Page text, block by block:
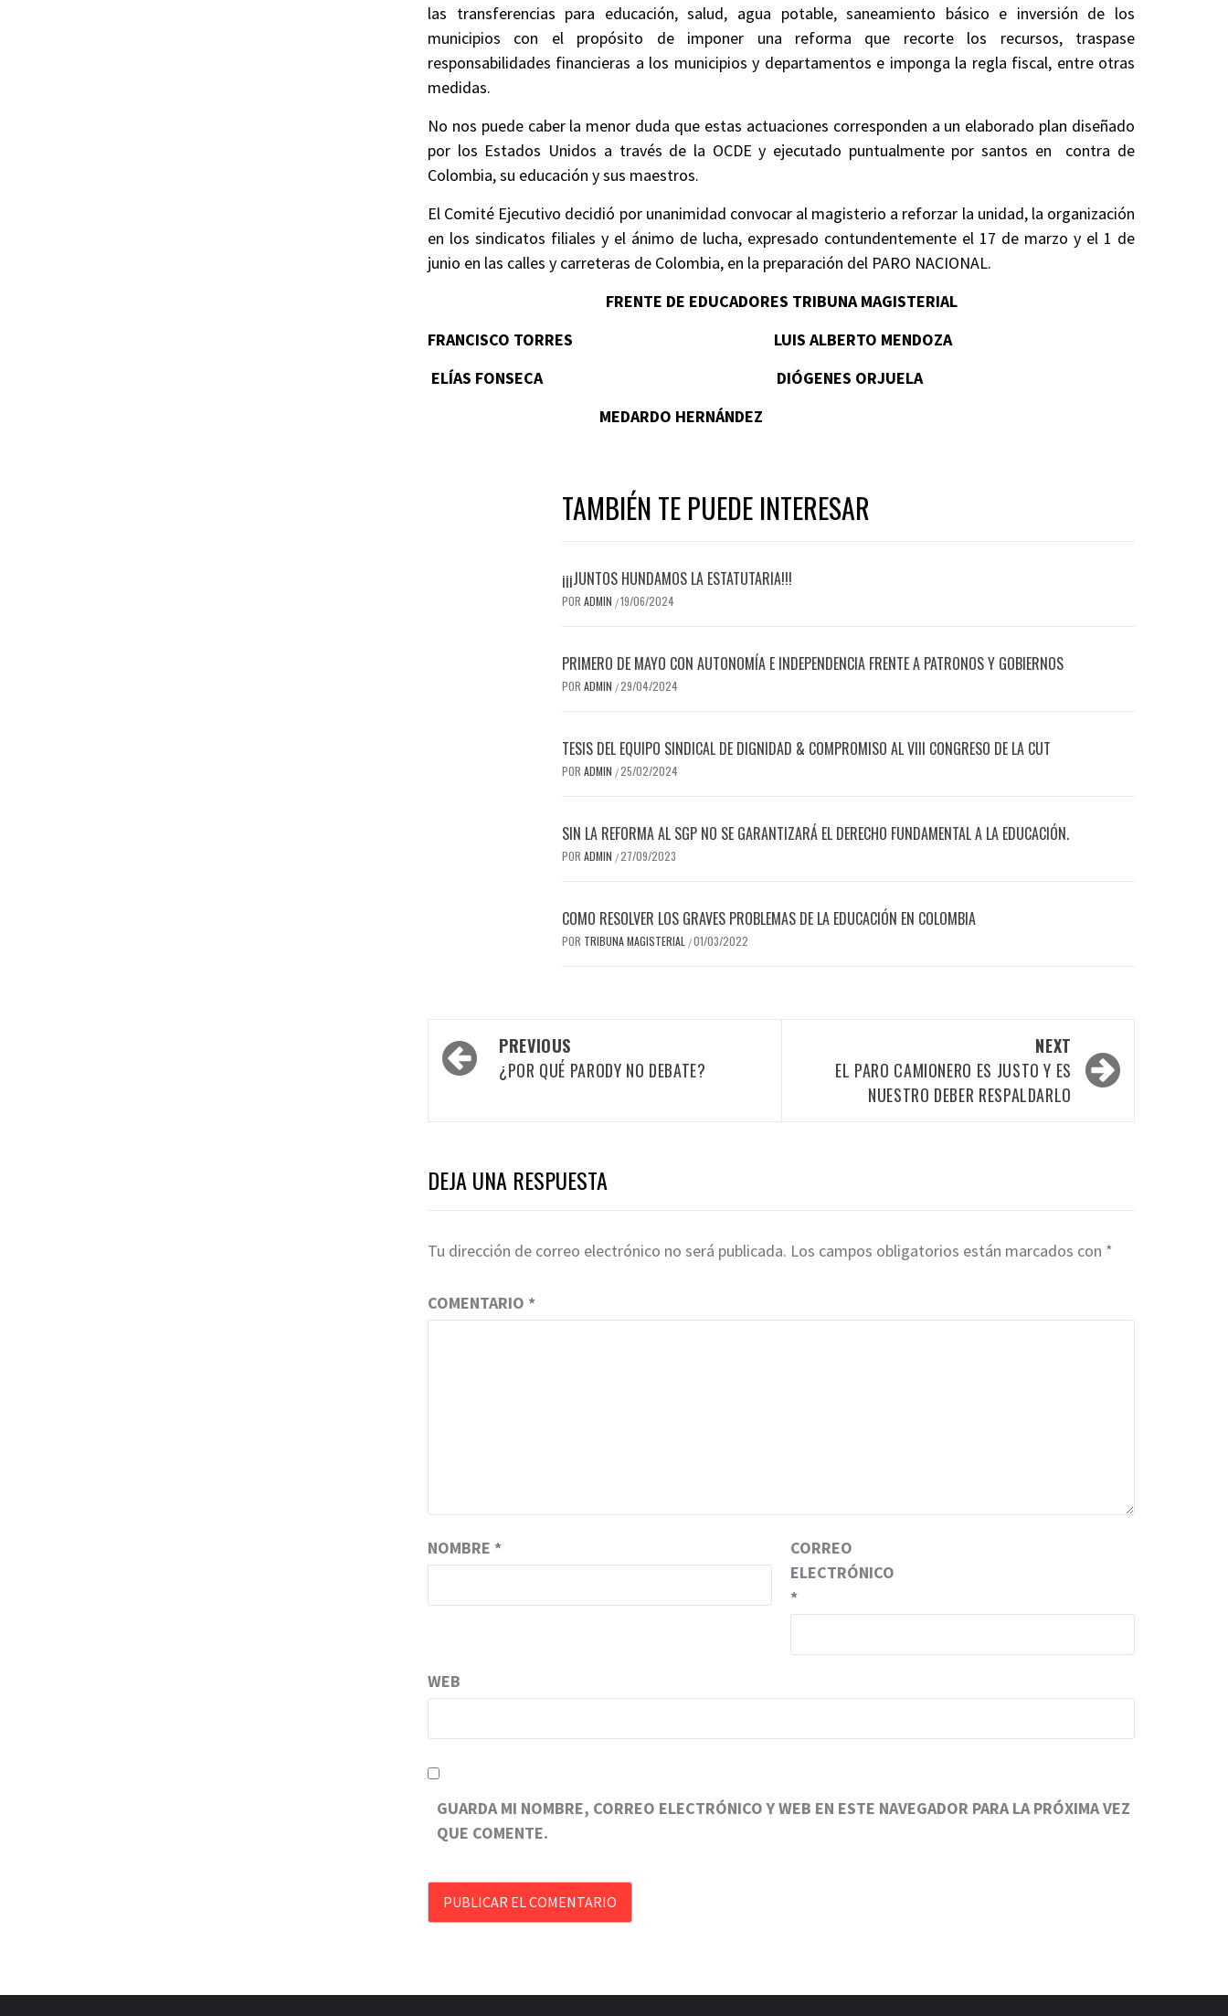
las transferencias para educación, salud, agua potable, saneamiento básico e inversión de los
municipios con el propósito de imponer una reforma que recorte los recursos, traspase
responsabilidades financieras a los municipios y departamentos e imponga la regla fiscal, entre otras
medidas.
No nos puede caber la menor duda que estas actuaciones corresponden a un elaborado plan diseñado
por los Estados Unidos a través de la OCDE y ejecutado puntualmente por santos en contra de
Colombia, su educación y sus maestros.
El Comité Ejecutivo decidió por unanimidad convocar al magisterio a reforzar la unidad, la organización
en los sindicatos filiales y el ánimo de lucha, expresado contundentemente el 17 de marzo y el 1 de
junio en las calles y carreteras de Colombia, en la preparación del PARO NACIONAL.
FRENTE DE EDUCADORES TRIBUNA MAGISTERIAL
FRANCISCO TORRES LUIS ALBERTO MENDOZA
ELÍAS FONSECA DIÓGENES ORJUELA
MEDARDO HERNÁNDEZ
TAMBIÉN TE PUEDE INTERESAR
¡¡¡JUNTOS HUNDAMOS LA ESTATUTARIA!!!
POR ADMIN /19/06/2024
PRIMERO DE MAYO CON AUTONOMÍA E INDEPENDENCIA FRENTE A PATRONOS Y GOBIERNOS
POR ADMIN /29/04/2024
TESIS DEL EQUIPO SINDICAL DE DIGNIDAD & COMPROMISO AL VIII CONGRESO DE LA CUT
POR ADMIN /25/02/2024
SIN LA REFORMA AL SGP NO SE GARANTIZARÁ EL DERECHO FUNDAMENTAL A LA EDUCACIÓN.
POR ADMIN /27/09/2023
COMO RESOLVER LOS GRAVES PROBLEMAS DE LA EDUCACIÓN EN COLOMBIA
POR TRIBUNA MAGISTERIAL /01/03/2022
Post
navigation
PREVIOUS
¿POR QUÉ PARODY NO DEBATE?
NEXT
EL PARO CAMIONERO ES JUSTO Y ES
NUESTRO DEBER RESPALDARLO
DEJA UNA RESPUESTA
Tu dirección de correo electrónico no será publicada. Los campos obligatorios están marcados con *
COMENTARIO *
NOMBRE *
CORREO
ELECTRÓNICO
*
WEB
GUARDA MI NOMBRE, CORREO ELECTRÓNICO Y WEB EN ESTE NAVEGADOR PARA LA PRÓXIMA VEZ
QUE COMENTE.